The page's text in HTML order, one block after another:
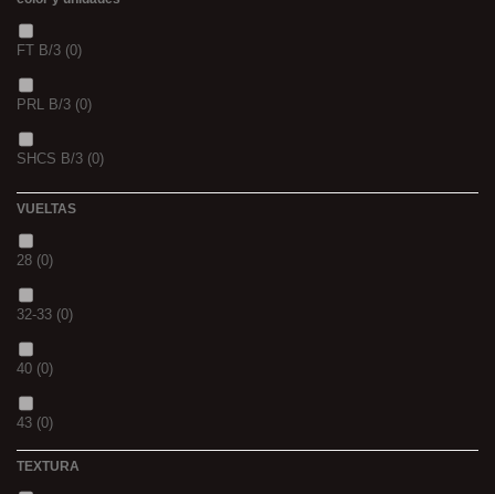
PIÑA
SCOPEX
TUTTI
FRESA
MIEL(0)
FT B/3 (0)
PRL B/3 (0)
SHCS B/3 (0)
VUELTAS
28 (0)
32-33 (0)
40 (0)
43 (0)
TEXTURA